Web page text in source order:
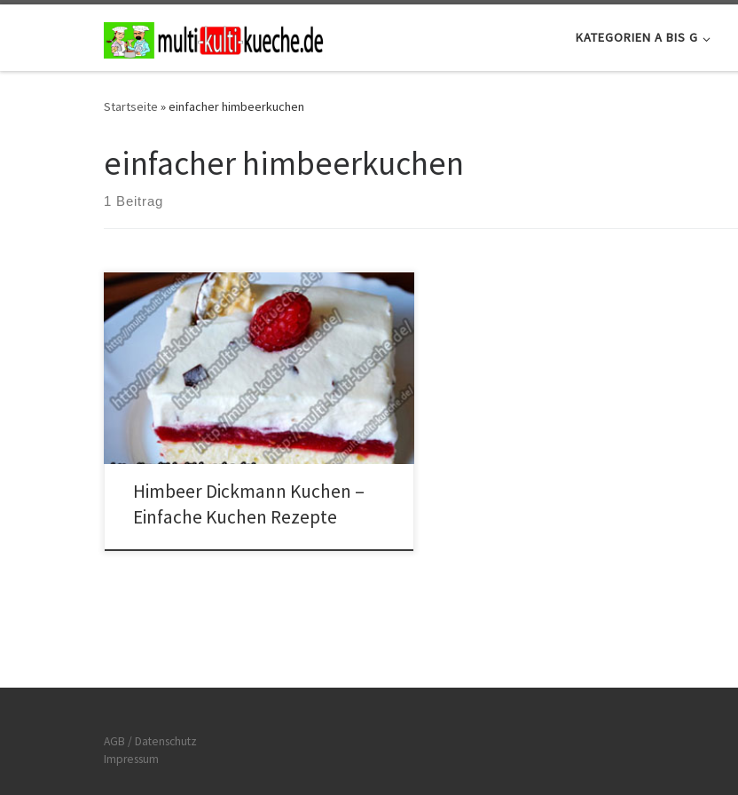
Zum Inhalt springen
KATEGORIEN A BIS G
Startseite »einfacher himbeerkuchen
einfacher himbeerkuchen
1 Beitrag
Zutaten für Himbeer Dickmann Kuchen 5 Eier500g
Himbeeren300g Puderzucker300ml Wasser100ml
Öl250g Mehl300ml Himbeersirup2 Pack.
Vanillepuddingpulver600ml Schlagsahne1 Paket
Schokoküsse (Dickmanns) Für die DekoFrische
Himbeeren Zubereitung für Dickmann Kuchen Die Eier
trennen und das Eiweiß steif schlagen. 200g
Puderzucker und Eigelb vermischen. 100ml Wasser,
das Öl und das Mehl dazugeben und daraus […]
Himbeer Dickmann Kuchen –
Einfache Kuchen Rezepte
AGB / Datenschutz
Impressum